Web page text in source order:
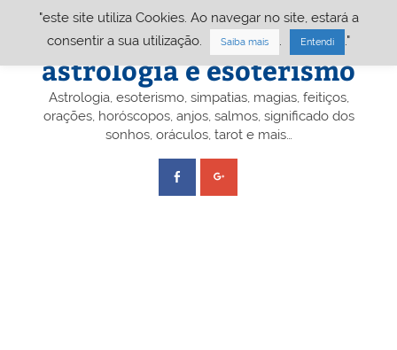
Portal A&E – Portal
astrologia e esoterismo
Astrologia, esoterismo, simpatias, magias, feitiços,
orações, horóscopos, anjos, salmos, significado dos
sonhos, oráculos, tarot e mais…
"este site utiliza Cookies. Ao navegar no site, estará a
consentir a sua utilização.
Saiba mais Entendi ."